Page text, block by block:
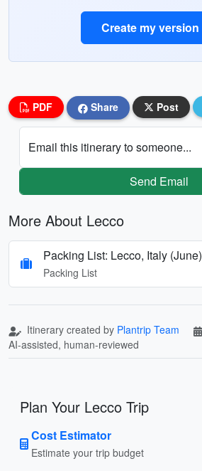
Create my version
PDF Share Post
Email this itinerary to someone...
Send Email
More About Lecco
Packing List: Lecco, Italy (June)
Packing List
Itinerary created by Plantrip Team
AI-assisted, human-reviewed
Plan Your Lecco Trip
Cost Estimator
Estimate your trip budget